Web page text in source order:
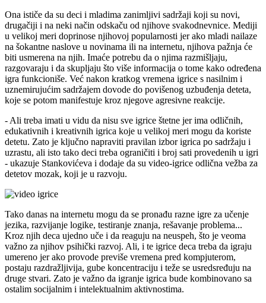
Ona ističe da su deci i mladima zanimljivi sadržaji koji su novi,
drugačiji i na neki način odskaču od njihove svakodnevnice. Mediji
u velikoj meri doprinose njihovoj popularnosti jer ako mladi nailaze
na šokantne naslove u novinama ili na internetu, njihova pažnja će
biti usmerena na njih. Imaće potrebu da o njima razmišljaju,
razgovaraju i da skupljaju što više informacija o tome kako određena
igra funkcioniše. Već nakon kratkog vremena igrice s nasilnim i
uznemirujućim sadržajem dovode do povišenog uzbuđenja deteta,
koje se potom manifestuje kroz njegove agresivne reakcije.
- Ali treba imati u vidu da nisu sve igrice štetne jer ima odličnih,
edukativnih i kreativnih igrica koje u velikoj meri mogu da koriste
detetu. Zato je ključno napraviti pravilan izbor igrica po sadržaju i
uzrastu, ali isto tako deci treba ograničiti i broj sati provedenih u igri
- ukazuje Stankovićeva i dodaje da su video-igrice odlična vežba za
detetov mozak, koji je u razvoju.
Tako danas na internetu mogu da se pronađu razne igre za učenje
jezika, razvijanje logike, testiranje znanja, rešavanje problema...
Kroz njih deca ujedno uče i da reaguju na neuspeh, što je veoma
važno za njihov psihički razvoj. Ali, i te igrice deca treba da igraju
umereno jer ako provode previše vremena pred kompjuterom,
postaju razdražljivija, gube koncentraciju i teže se usredsređuju na
druge stvari. Zato je važno da igranje igrica bude kombinovano sa
ostalim socijalnim i intelektualnim aktivnostima.